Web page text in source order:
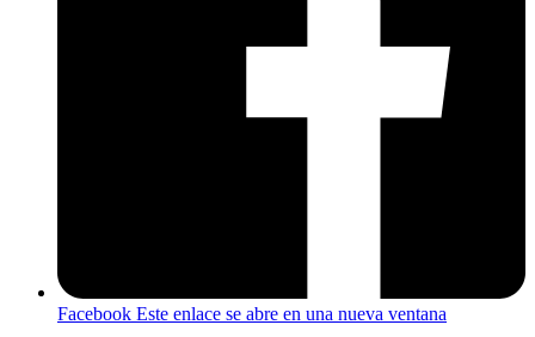
Facebook Este enlace se abre en una nueva ventana